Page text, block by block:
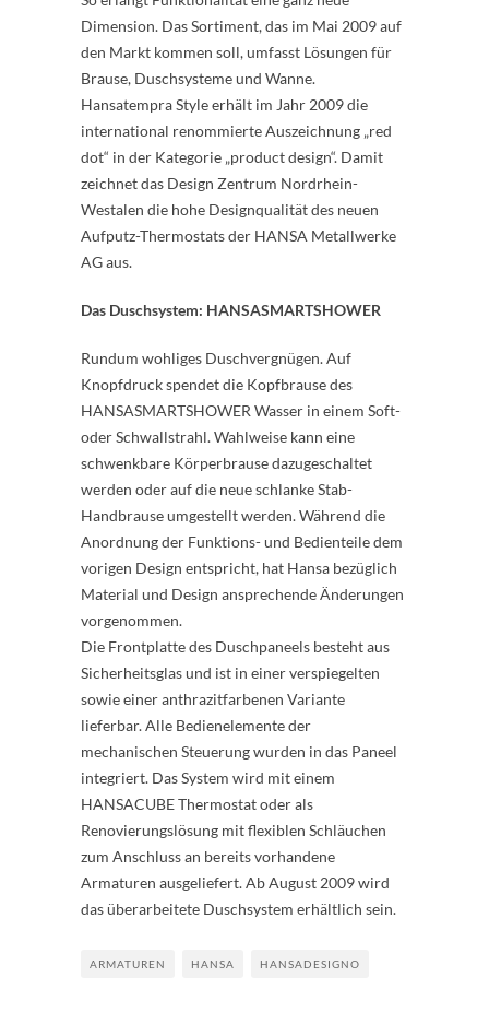
Dimension. Das Sortiment, das im Mai 2009 auf
den Markt kommen soll, umfasst Lösungen für
Brause, Duschsysteme und Wanne.
Hansatempra Style erhält im Jahr 2009 die
international renommierte Auszeichnung „red
dot“ in der Kategorie „product design“. Damit
zeichnet das Design Zentrum Nordrhein-
Westalen die hohe Designqualität des neuen
Aufputz-Thermostats der HANSA Metallwerke
AG aus.
Das Duschsystem: HANSASMARTSHOWER
Rundum wohliges Duschvergnügen. Auf
Knopfdruck spendet die Kopfbrause des
HANSASMARTSHOWER Wasser in einem Soft-
oder Schwallstrahl. Wahlweise kann eine
schwenkbare Körperbrause dazugeschaltet
werden oder auf die neue schlanke Stab-
Handbrause umgestellt werden. Während die
Anordnung der Funktions- und Bedienteile dem
vorigen Design entspricht, hat Hansa bezüglich
Material und Design ansprechende Änderungen
vorgenommen.
Die Frontplatte des Duschpaneels besteht aus
Sicherheitsglas und ist in einer verspiegelten
sowie einer anthrazitfarbenen Variante
lieferbar. Alle Bedienelemente der
mechanischen Steuerung wurden in das Paneel
integriert. Das System wird mit einem
HANSACUBE Thermostat oder als
Renovierungslösung mit flexiblen Schläuchen
zum Anschluss an bereits vorhandene
Armaturen ausgeliefert. Ab August 2009 wird
das überarbeitete Duschsystem erhältlich sein.
ARMATUREN HANSA HANSADESIGNO